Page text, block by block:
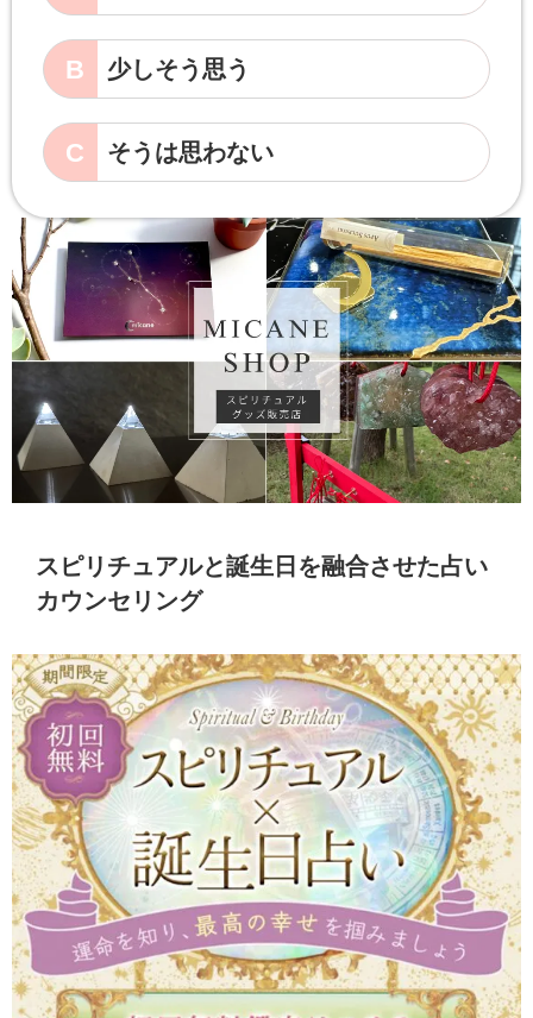
少しそう思う
B
そうは思わない
C
スピリチュアルと誕生日を融合させた占い
カウンセリング